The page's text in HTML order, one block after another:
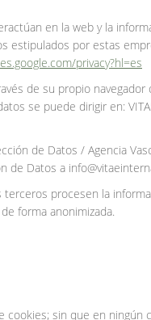
en la web y la
estipulados por estas
privacy?hl=es
de su propio
se puede dirigir en:
de Datos / Agencia
de Datos a
procesen la
forma anonimizada.
sin que en ningún